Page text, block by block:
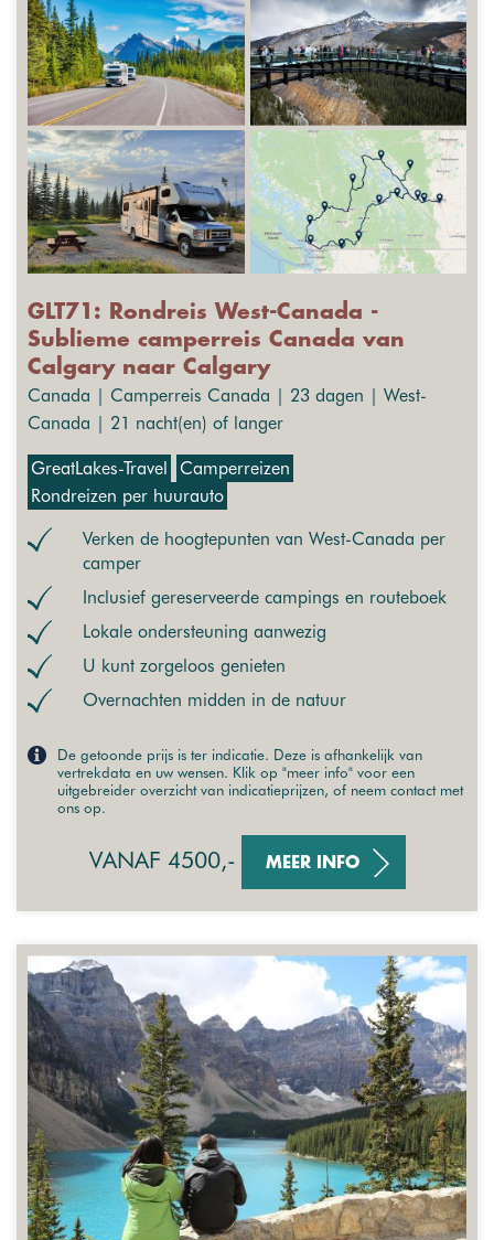
GLT71: Rondreis West-Canada -
Sublieme camperreis Canada van
Calgary naar Calgary
Canada | Camperreis Canada | 23 dagen | West-
Canada | 21 nacht(en) of langer
GreatLakes-Travel
Camperreizen
Rondreizen per huurauto
Verken de hoogtepunten van West-Canada per
camper
Inclusief gereserveerde campings en routeboek
Lokale ondersteuning aanwezig
U kunt zorgeloos genieten
Overnachten midden in de natuur
De getoonde prijs is ter indicatie. Deze is afhankelijk van
vertrekdata en uw wensen. Klik op "meer info" voor een
uitgebreider overzicht van indicatieprijzen, of neem contact met
ons op.
VANAF 4500,- MEER INFO